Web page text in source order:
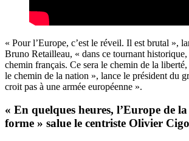
« Pour l’Europe, c’est le réveil. Il est brutal »,
Bruno Retailleau, « dans ce tournant
chemin français. Ce sera le chemin de la
le chemin de la nation », lance le président du
croit pas à une armée européenne ».
« En quelques heures, l’Europe de
forme » salue le centriste Olivier